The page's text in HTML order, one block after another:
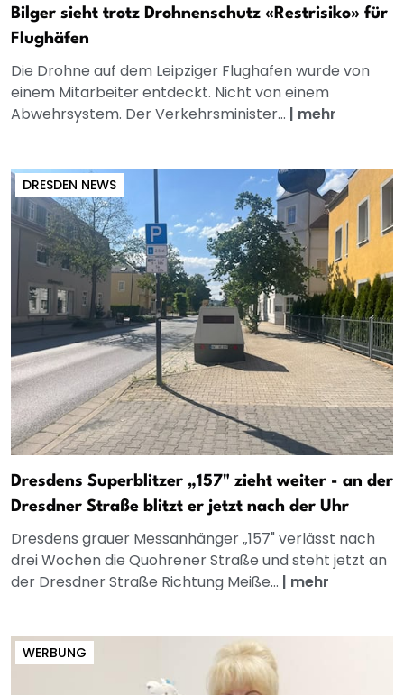
Bilger sieht trotz Drohnenschutz «Restrisiko» für
Flughäfen
Die Drohne auf dem Leipziger Flughafen wurde von
einem Mitarbeiter entdeckt. Nicht von einem
Abwehrsystem. Der Verkehrsminister... | mehr
DRESDEN NEWS
Dresdens Superblitzer „157" zieht weiter - an der
Dresdner Straße blitzt er jetzt nach der Uhr
Dresdens grauer Messanhänger „157" verlässt nach
drei Wochen die Quohrener Straße und steht jetzt an
der Dresdner Straße Richtung Meiße... | mehr
WERBUNG